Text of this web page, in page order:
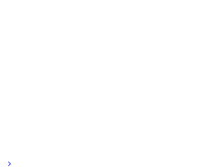
GHV40/10SV06
et de 4